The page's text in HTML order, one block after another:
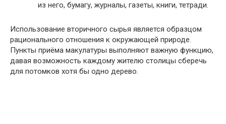
из него, бумагу, журналы, газеты, книги, тетради.
Использование вторичного сырья является образцом
рационального отношения к окружающей природе.
Пункты приёма макулатуры выполняют важную функцию,
давая возможность каждому жителю столицы сберечь
для потомков хотя бы одно дерево.